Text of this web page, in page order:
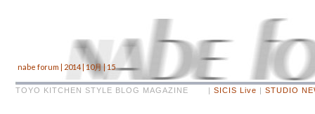
nabe forum | 2014 | 10月 | 15
TOYO KITCHEN STYLE BLOG MAGAZINE | SICIS Live | STUDIO